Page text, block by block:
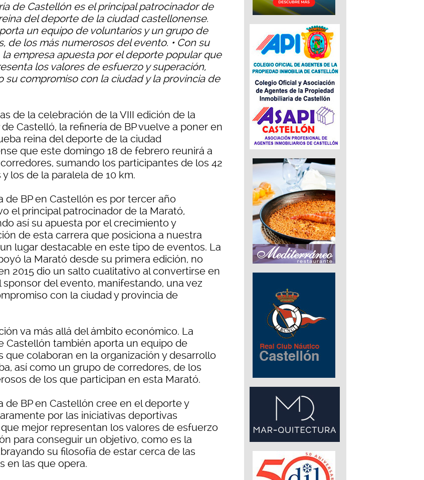
de Castellón es el principal patrocinador de
del deporte de la ciudad castellonense.
un equipo de voluntarios y un grupo de
de los más numerosos del evento. • Con su
la empresa apuesta por el deporte popular que
los valores de esfuerzo y superación,
su compromiso con la ciudad y la provincia de
de la celebración de la VIII edición de la
de Castelló, la refinería de BP vuelve a poner en
reina del deporte de la ciudad
que este domingo 18 de febrero reunirá a
sumando los participantes de los 42
los de la paralela de 10 km.
de BP en Castellón es por tercer año
el principal patrocinador de la Marató,
así su apuesta por el crecimiento y
de esta carrera que posiciona a nuestra
lugar destacable en este tipo de eventos. La
la Marató desde su primera edición, no
2015 dio un salto cualitativo al convertirse en
sponsor del evento, manifestando, una vez
con la ciudad y provincia de
va más allá del ámbito económico. La
Castellón también aporta un equipo de
que colaboran en la organización y desarrollo
así como un grupo de corredores, de los
de los que participan en esta Marató.
de BP en Castellón cree en el deporte y
por las iniciativas deportivas
mejor representan los valores de esfuerzo
para conseguir un objetivo, como es la
su filosofía de estar cerca de las
en las que opera.